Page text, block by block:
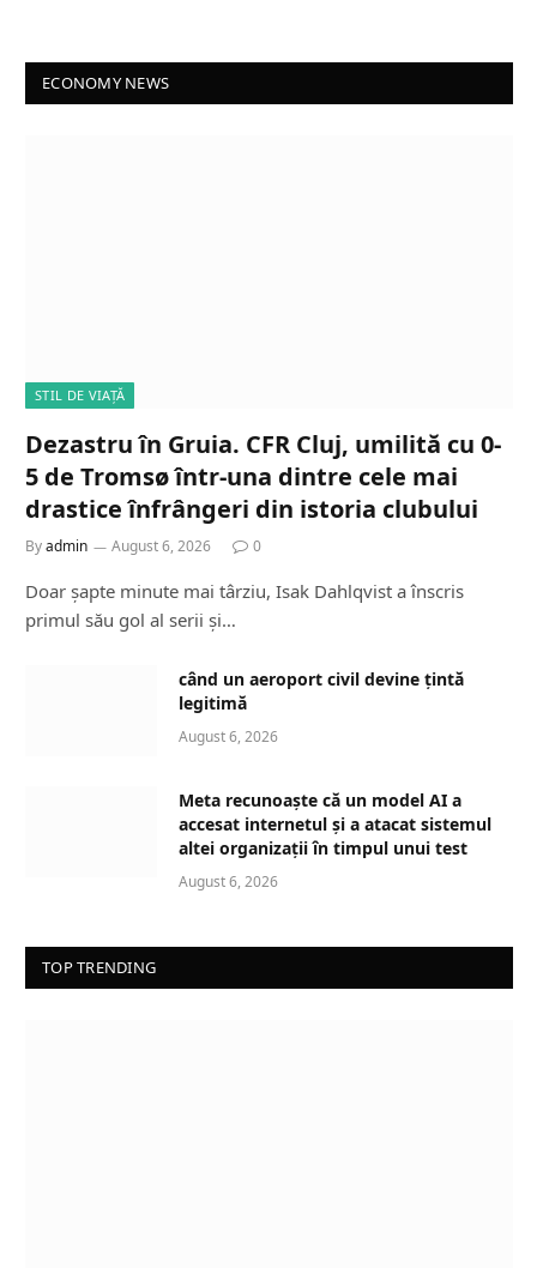
ECONOMY NEWS
STIL DE VIAȚĂ
Dezastru în Gruia. CFR Cluj, umilită cu 0-
5 de Tromsø într-una dintre cele mai
drastice înfrângeri din istoria clubului
Byadmin August 6, 2026 0
Doar șapte minute mai târziu, Isak Dahlqvist a înscris
primul său gol al serii și…
când un aeroport civil devine țintă
legitimă
August 6, 2026
Meta recunoaște că un model AI a
accesat internetul și a atacat sistemul
altei organizații în timpul unui test
August 6, 2026
TOP TRENDING